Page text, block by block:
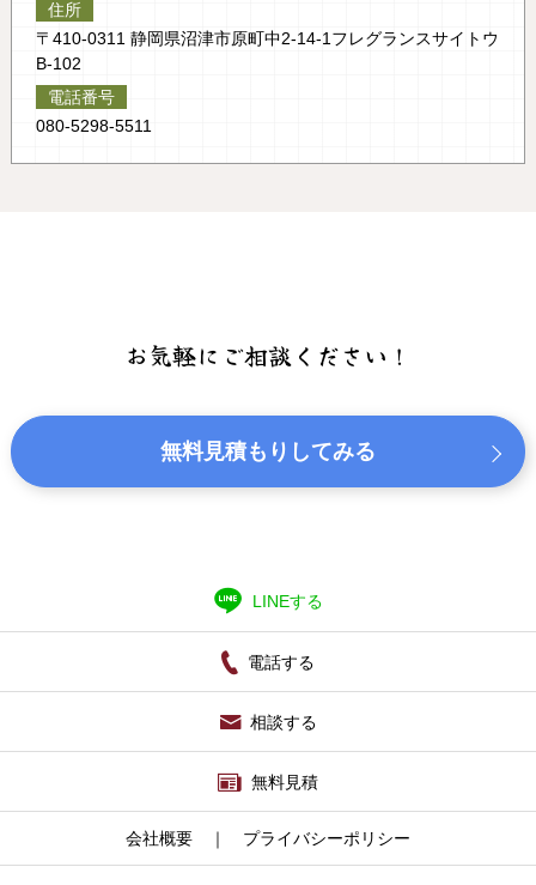
住所
〒410-0311 静岡県沼津市原町中2-14-1フレグランスサイトウ
B-102
電話番号
080-5298-5511
お気軽にご相談ください！
無料見積もりしてみる
LINEする
電話する
相談する
無料見積
会社概要 ｜ プライバシーポリシー